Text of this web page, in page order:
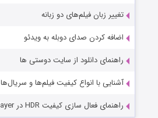
تغییر زبان فیلم‌های دو زبانه
اضافه کردن صدای دوبله به ویدئو
راهنمای دانلود از سایت دوستی ها
آشنایی با انواع کیفیت فیلم‌ها و سریال‌ها
راهنمای فعال سازی کیفیت HDR در PotPlayer